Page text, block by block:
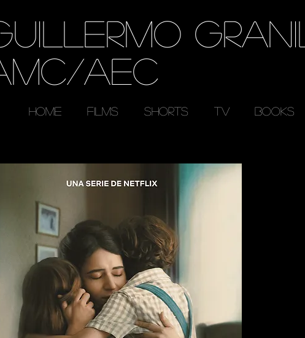
AEC
HOME FILMS SHORTS TV BOOKS